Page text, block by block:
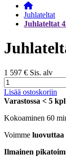
Juhlateltat
Juhlateltat
1 597 € Sis. alv
Lisää ostoskoriin
Varastossa < 5 kpl
Kokoaminen 60
Voimme luovuttaa
Ilmainen